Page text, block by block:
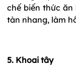
chế biến thức
tàn nhang, làm
5. Khoai tây